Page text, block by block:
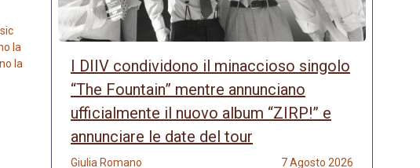
la
la
I DIIV condividono il minaccioso singolo
“The Fountain” mentre annunciano
ufficialmente il nuovo album “ZIRP!” e
annunciare le date del tour
Giulia Romano 7 Agosto 2026